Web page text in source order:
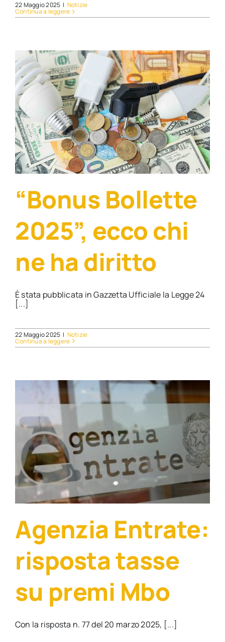
22 Maggio 2025 | Notizie
Continua a leggere
“Bonus Bollette
2025”, ecco chi
ne ha diritto
È stata pubblicata in Gazzetta Ufficiale la Legge 24
[...]
22 Maggio 2025 | Notizie
Continua a leggere
Agenzia Entrate:
risposta tasse
su premi Mbo
Con la risposta n. 77 del 20 marzo 2025, [...]